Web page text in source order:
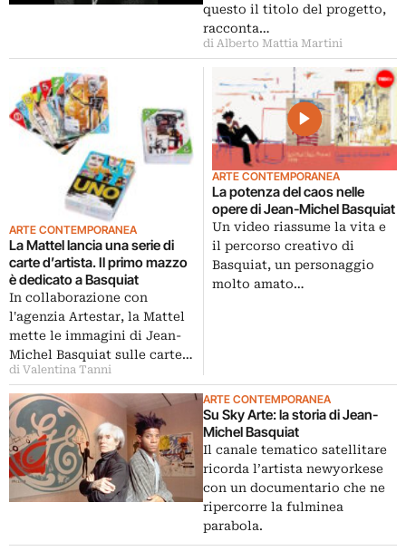
questo il titolo del progetto,
racconta…
di Alberto Mattia Martini
ARTE CONTEMPORANEA
La Mattel lancia una serie di
carte d’artista. Il primo mazzo
è dedicato a Basquiat
In collaborazione con
l'agenzia Artestar, la Mattel
mette le immagini di Jean-
Michel Basquiat sulle carte…
di Valentina Tanni
ARTE CONTEMPORANEA
La potenza del caos nelle
opere di Jean-Michel Basquiat
Un video riassume la vita e
il percorso creativo di
Basquiat, un personaggio
molto amato…
ARTE CONTEMPORANEA
Su Sky Arte: la storia di Jean-
Michel Basquiat
Il canale tematico satellitare
ricorda l’artista newyorkese
con un documentario che ne
ripercorre la fulminea
parabola.